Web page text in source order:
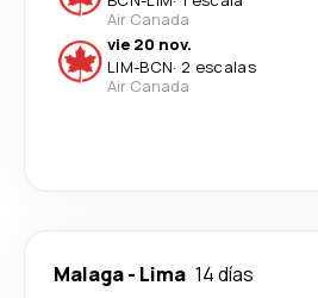
Air Canada
vie 20 nov.
LIM-BCN· 2 escalas
Air Canada
Malaga- Lima 14 días